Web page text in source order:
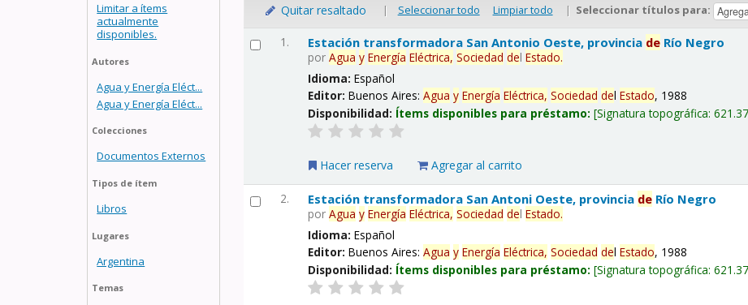
Limitar a ítems
actualmente
disponibles.
Autores
Agua y Energía Eléct...
Agua y Energía Eléct...
Colecciones
Documentos Externos
Tipos de ítem
Libros
Lugares
Argentina
Temas
Quitar resaltado | Seleccionar todo Limpiar todo | Seleccionar títulos para:
1. Estación transformadora San Antonio Oeste, provincia de Río Negro
porAgua y Energía Eléctrica, Sociedad delEstado.
Idioma:Español
Editor:Buenos Aires:Agua y Energía Eléctrica, Sociedad delEstado, 1988
Disponibilidad: Ítems disponibles para préstamo: Signatura topográfica:
Hacer reserva Agregar al carrito
2. Estación transformadora San Antoni Oeste, provincia de Río Negro
porAgua y Energía Eléctrica, Sociedad delEstado.
Idioma:Español
Editor:Buenos Aires:Agua y Energía Eléctrica, Sociedad delEstado, 1988
Disponibilidad: Ítems disponibles para préstamo: Signatura topográfica: